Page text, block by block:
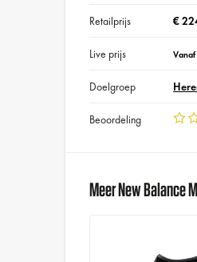
Retailprijs €
Live prijs Vanaf
Doelgroep
Beoordeling
Meer New Balance